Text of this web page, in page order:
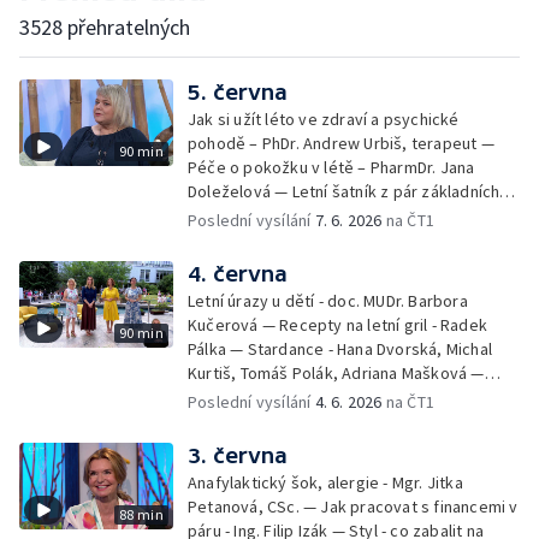
3528 přehratelných
90 min
5. června
Jak si užít léto ve zdraví a psychické
pohodě – PhDr. Andrew Urbiš, terapeut —
Péče o pokožku v létě – PharmDr. Jana
Doleželová — Letní šatník z pár základních
kousků – Luděk Šmehlík, stylista —
slavnosti – Jiří Krhut, hudebník — Vaření:
letní párty s přáteli – Pavla Pavelková —
Festival v ulicích – Petra Hradilová — Muzejní
noc
Poslední vysílání 7. 6. 2026 na ČT1
90 min
4. června
Letní úrazy u dětí - doc. MUDr. Barbora
Kučerová — Recepty na letní gril - Radek
Pálka — Stardance - Hana Dvorská, Michal
Kurtiš, Tomáš Polák, Adriana Mašková —
Debbie — Dětský čin roku — Zooterapie -
Jírová — Patrik Eliáš — Sladké recepty na
léto - Míša Sedláčková
Poslední vysílání4. 6. 2026 na ČT1
88 min
3. června
Anafylaktický šok, alergie - Mgr. Jitka
Petanová, CSc. — Jak pracovat s financemi v
páru - Ing. Filip Izák — Styl - co zabalit na